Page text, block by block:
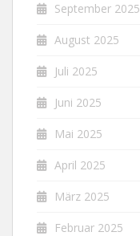
September 2025
August 2025
Juli 2025
Juni 2025
Mai 2025
April 2025
März 2025
Februar 2025